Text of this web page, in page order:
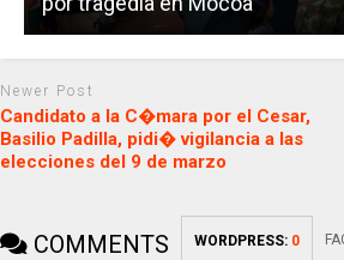
Newer Post
Candidato a la C�mara por el Cesar,
Basilio Padilla, pidi� vigilancia a las
elecciones del 9 de marzo
COMMENTS WORDPRESS: 0